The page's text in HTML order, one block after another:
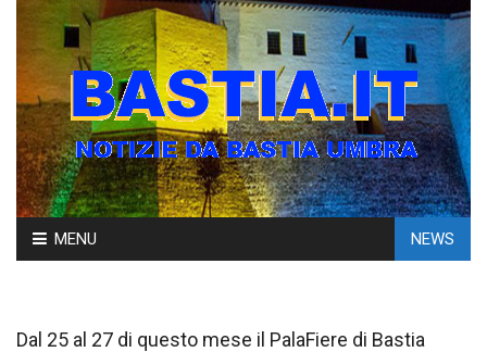
Skip
to
MENU NEWS
Dal 25 al 27 di questo mese il PalaFiere di Bastia